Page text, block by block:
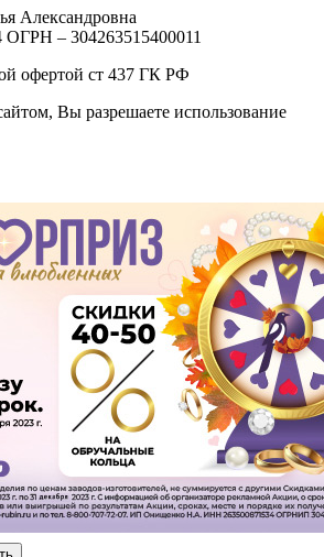
Александровна
– 304263515400011
офертой ст 437 ГК РФ
Вы разрешаете использование